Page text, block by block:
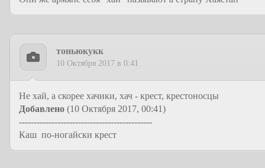
тоньюкукк
10 Октября 2017 в 0:41
Не хай, а скорее хачики, хач - крест, крестоносцы
Добавлено (10 Октября 2017, 00:41)
---------------------------------------------
Каш по-ногайски крест